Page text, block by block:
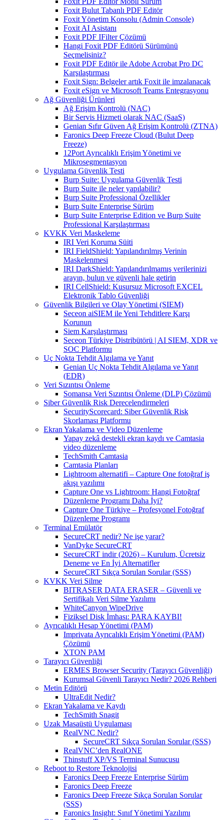
Foxit Bulut Tabanlı PDF Editör
Foxit Yönetim Konsolu (Admin Console)
Foxit AI Asistanı
Foxit PDF IFilter Çözümü
Hangi Foxit PDF Editörü Sürümünü
Seçmelisiniz?
Foxit PDF Editör ile Adobe Acrobat Pro DC
Karşılaştırması
Foxit Sign: Belgeler artık Foxit ile imzalanacak
Foxit eSign ve Microsoft Teams Entegrasyonu
Ağ Güvenliği Ürünleri
Ağ Erişim Kontrolü (NAC)
Bir Servis Hizmeti olarak NAC (SaaS)
Genian Sıfır Güven Ağ Erişim Kontrolü (ZTNA)
Faronics Deep Freeze Cloud (Bulut Deep
Freeze)
12Port Ayrıcalıklı Erişim Yönetimi ve
Mikrosegmentasyon
Uygulama Güvenlik Testi
Burp Suite: Uygulama Güvenlik Testi
Burp Suite ile neler yapılabilir?
Burp Suite Professional Özellikler
Burp Suite Enterprise Sürüm
Burp Suite Enterprise Edition ve Burp Suite
Professional Karşılaştırması
KVKK Veri Maskeleme
IRI Veri Koruma Süiti
IRI FieldShield: Yapılandırılmış Verinin
Maskelenmesi
IRI DarkShield: Yapılandırılmamış verilerinizi
arayın, bulun ve güvenli hale getirin
IRI CellShield: Kusursuz Microsoft EXCEL
Elektronik Tablo Güvenliği
Güvenlik Bilgileri ve Olay Yönetimi (SIEM)
Seceon aiSIEM ile Yeni Tehditlere Karşı
Korunun
Siem Karşılaştırması
Seceon Türkiye Distribütörü | AI SIEM, XDR ve
SOC Platformu
Uç Nokta Tehdit Algılama ve Yanıt
Genian Uç Nokta Tehdit Algılama ve Yanıt
(EDR)
Veri Sızıntısı Önleme
Somansa Veri Sızıntısı Önleme (DLP) Çözümü
Siber Güvenlik Risk Derecelendirmeleri
SecurityScorecard: Siber Güvenlik Risk
Skorlaması Platformu
Ekran Yakalama ve Video Düzenleme
Yapay zekâ destekli ekran kaydı ve Camtasia
video düzenleme
TechSmith Camtasia
Camtasia Planları
Lightroom alternatifi – Capture One fotoğraf iş
akışı yazılımı
Capture One vs Lightroom: Hangi Fotoğraf
Düzenleme Programı Daha İyi?
Capture One Türkiye – Profesyonel Fotoğraf
Düzenleme Programı
Terminal Emülatör
SecureCRT nedir? Ne işe yarar?
VanDyke SecureCRT
SecureCRT indir (2026) – Kurulum, Ücretsiz
Deneme ve En İyi Alternatifler
SecureCRT Sıkça Sorulan Sorular (SSS)
KVKK Veri Silme
BITRASER DATA ERASER – Güvenli ve
Sertifikalı Veri Silme Yazılımı
WhiteCanyon WipeDrive
Fiziksel Disk İmhası: PARA KAYBI!
Ayrıcalıklı Hesap Yönetimi (PAM)
Imprivata Ayrıcalıklı Erişim Yönetimi (PAM)
Çözümü
XTON PAM
Tarayıcı Güvenliği
ERMES Browser Security (Tarayıcı Güvenliği)
Kurumsal Güvenli Tarayıcı Nedir? 2026 Rehberi
Metin Editörü
UltraEdit Nedir?
Ekran Yakalama ve Kaydı
TechSmith Snagit
Uzak Masaüstü Uygulaması
RealVNC Nedir?
SecureCRT Sıkça Sorulan Sorular (SSS)
RealVNC’den RealONE
Thinstuff XP/VS Terminal Sunucusu
Reboot to Restore Teknolojisi
Faronics Deep Freeze Enterprise Sürüm
Faronics Deep Freeze
Faronics Deep Freeze Sıkça Sorulan Sorular
(SSS)
Faronics Insight: Sınıf Yönetimi Yazılımı